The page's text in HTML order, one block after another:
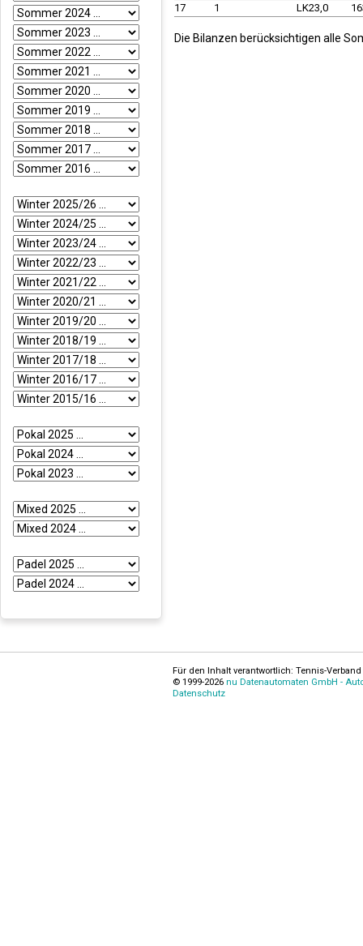
17
1 LK23,0
Die Bilanzen berücksichtigen alle
Für den Inhalt verantwortlich: Tennis-
© 1999-2026 nu Datenautomaten GmbH -
Datenschutz